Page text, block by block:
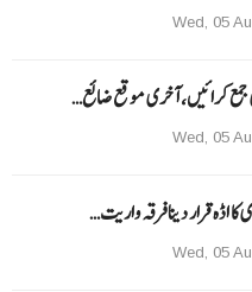
Wed, 05
کرائیں، آخری موقع ضائع…
Wed, 05
اڈہ قرار دینا فرقہ واریت…
Wed, 05